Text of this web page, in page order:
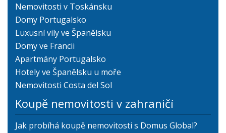
Nemovitosti v Toskánsku
Domy Portugalsko
Luxusní vily ve Španělsku
Domy ve Francii
Apartmány Portugalsko
Hotely ve Španělsku u moře
Nemovitosti Costa del Sol
Koupě nemovitosti v zahraničí
Jak probíhá koupě nemovitosti s Domus Global?